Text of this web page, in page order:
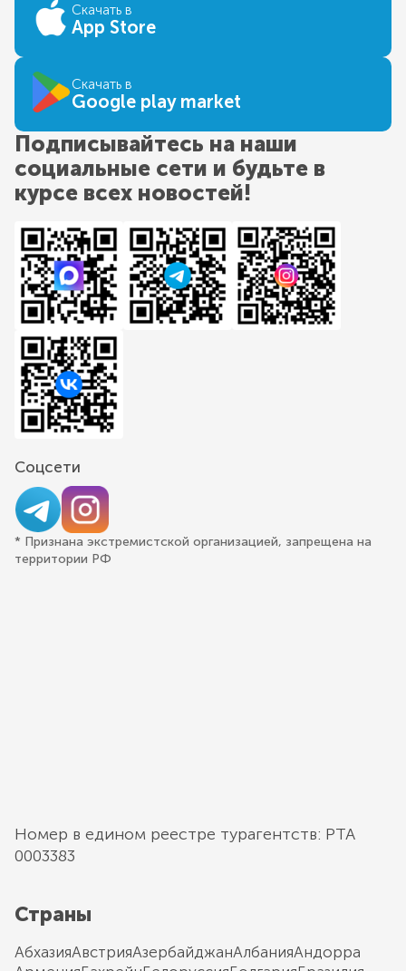
Скачать в
App Store
Скачать в
Google play market
Подписывайтесь на наши
социальные сети и будьте в
курсе всех новостей!
Соцсети
* Признана экстремистской организацией, запрещена на
территории РФ
Номер в едином реестре турагентств: РТА
0003383
Страны
АбхазияАвстрияАзербайджанАлбанияАндорра